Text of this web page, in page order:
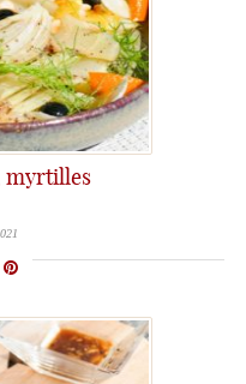
myrtilles